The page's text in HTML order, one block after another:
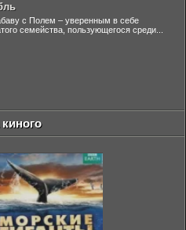
с Полем – уверенным в себе
семейства, пользующегося среди...